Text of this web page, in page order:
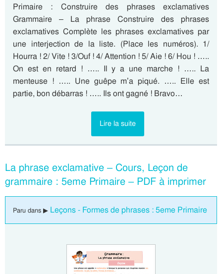
Primaire : Construire des phrases exclamatives
Grammaire – La phrase Construire des phrases
exclamatives Complète les phrases exclamatives par
une interjection de la liste. (Place les numéros). 1/
Hourra ! 2/ Vite ! 3/Ouf ! 4/ Attention ! 5/ Aie ! 6/ Hou ! …..
On est en retard ! ….. Il y a une marche ! ….. La
menteuse ! ….. Une guêpe m’a piqué. ….. Elle est
partie, bon débarras ! ….. Ils ont gagné ! Bravo…
Lire la suite
La phrase exclamative – Cours, Leçon de
grammaire : 5eme Primaire – PDF à imprimer
Paru dans ▶ Leçons - Formes de phrases : 5eme Primaire